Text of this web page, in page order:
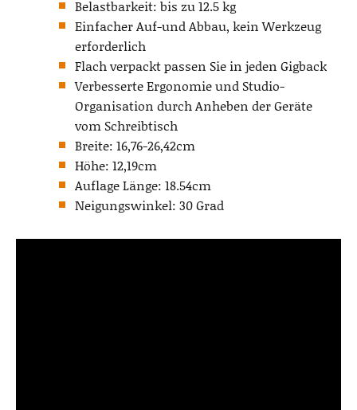
Belastbarkeit: bis zu 12.5 kg
Einfacher Auf-und Abbau, kein Werkzeug
erforderlich
Flach verpackt passen Sie in jeden Gigback
Verbesserte Ergonomie und Studio-
Organisation durch Anheben der Geräte
vom Schreibtisch
Breite: 16,76-26,42cm
Höhe: 12,19cm
Auflage Länge: 18.54cm
Neigungswinkel: 30 Grad